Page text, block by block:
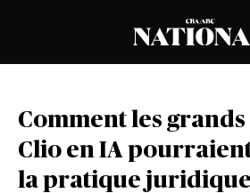
Comment les grands
Clio en IA
la pratique juridique